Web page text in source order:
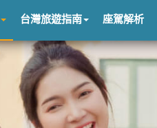
台灣旅遊指南 座駕解析